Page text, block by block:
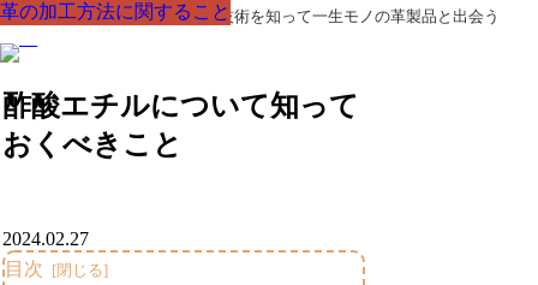
革製品の部品の呼び名・素材・技術を知って一生モノの革製品と出会う
酢酸エチルについて知って
おくべきこと
革の加工方法に関すること
2024.02.27
目次
革の加工方法に関すること
革の加工方法に関すること
革の加工方法に関すること
革の加工方法に関すること
革の加工方法に関すること
革の加工方法に関すること